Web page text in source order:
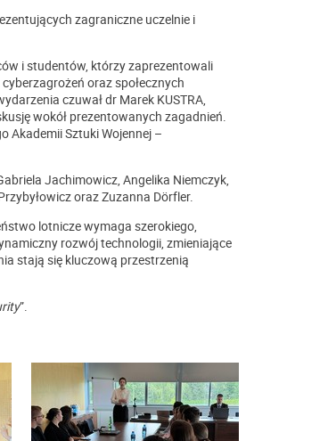
zagraniczne uczelnie i
i studentów, którzy zaprezentowali
oraz społecznych
czuwał dr Marek KUSTRA,
wokół prezentowanych zagadnień.
Akademii Sztuki Wojennej –
Jachimowicz, Angelika Niemczyk,
oraz Zuzanna Dörfler.
lotnicze wymaga szerokiego,
rozwój technologii, zmieniające
stają się kluczową przestrzenią
”.